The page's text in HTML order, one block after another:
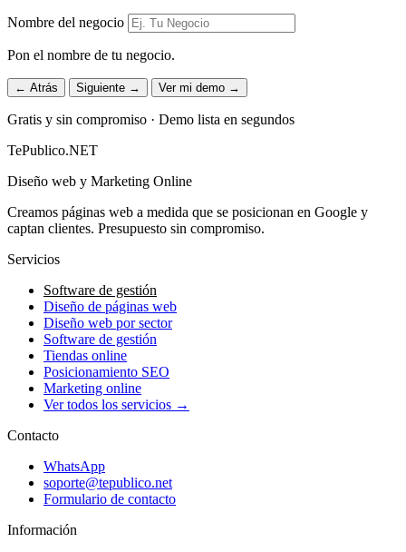
Nombre del negocio
Pon el nombre de tu negocio.
← Atrás Siguiente → Ver mi demo →
Gratis y sin compromiso · Demo lista en segundos
TePublico.NET
Diseño web y Marketing Online
Creamos páginas web a medida que se posicionan en Google y
captan clientes. Presupuesto sin compromiso.
Servicios
Software de gestión
Diseño de páginas web
Diseño web por sector
Software de gestión
Tiendas online
Posicionamiento SEO
Marketing online
Ver todos los servicios →
Contacto
WhatsApp
soporte@tepublico.net
Formulario de contacto
Información